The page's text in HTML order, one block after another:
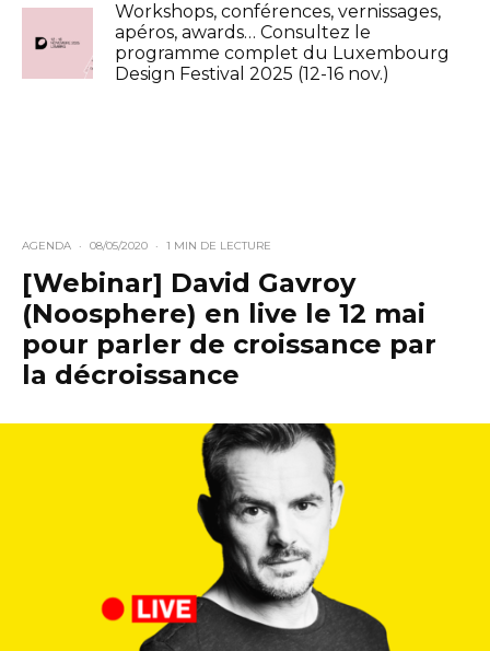
Workshops, conférences, vernissages,
apéros, awards… Consultez le
programme complet du Luxembourg
Design Festival 2025 (12-16 nov.)
AGENDA · 08/05/2020 · 1 MIN DE LECTURE
[Webinar] David Gavroy
(Noosphere) en live le 12 mai
pour parler de croissance par
la décroissance